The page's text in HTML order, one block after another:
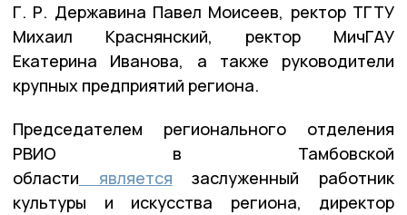
Г. Р. Державина Павел Моисеев, ректор ТГТУ
Михаил Краснянский, ректор МичГАУ
Екатерина Иванова, а также руководители
крупных предприятий региона.
Председателем регионального отделения
РВИО в Тамбовской
области является заслуженный работник
культуры и искусства региона, директор